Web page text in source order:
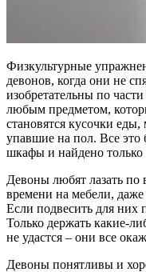
Физкультурные
девонов, когда они не
изобретательны по
любым предметом,
становятся кусочки
упавшие на пол. Все это
шкафы и найдено только
Девоны любят лазать по
времени на мебели,
Если подвесить для них
Только держать какие-
не удастся – они все
Девоны понятливы и